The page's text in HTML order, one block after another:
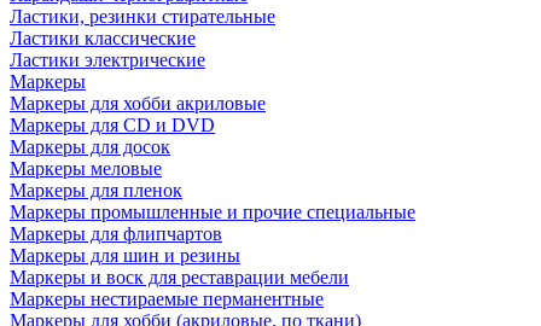
Ластики, резинки стирательные
Ластики классические
Ластики электрические
Маркеры
Маркеры для хобби акриловые
Маркеры для CD и DVD
Маркеры для досок
Маркеры меловые
Маркеры для пленок
Маркеры промышленные и прочие специальные
Маркеры для флипчартов
Маркеры для шин и резины
Маркеры и воск для реставрации мебели
Маркеры нестираемые перманентные
Маркеры для хобби (акриловые, по ткани)